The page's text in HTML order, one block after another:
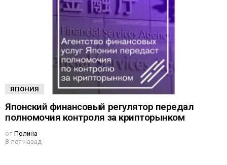
ЯПОНИЯ
Японский финансовый регулятор передал
полномочия контроля за крипторынком
отПолина
8 лет назад